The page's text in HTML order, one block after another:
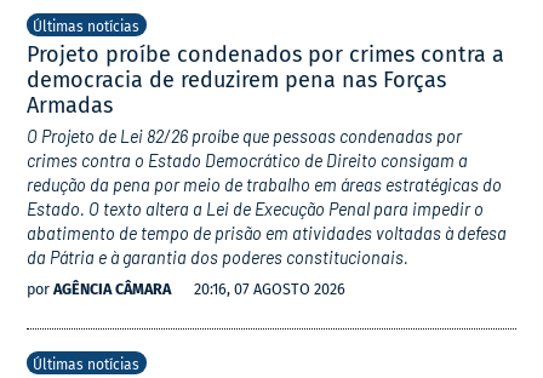
Últimas notícias
Projeto proíbe condenados por crimes contra a
democracia de reduzirem pena nas Forças
Armadas
O Projeto de Lei 82/26 proíbe que pessoas condenadas por
crimes contra o Estado Democrático de Direito consigam a
redução da pena por meio de trabalho em áreas estratégicas do
Estado. O texto altera a Lei de Execução Penal para impedir o
abatimento de tempo de prisão em atividades voltadas à defesa
da Pátria e à garantia dos poderes constitucionais.
por AGÊNCIA CÂMARA 20:16, 07 AGOSTO 2026
Últimas notícias